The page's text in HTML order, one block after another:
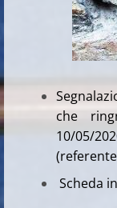
che
10/05/
(referente
Scheda